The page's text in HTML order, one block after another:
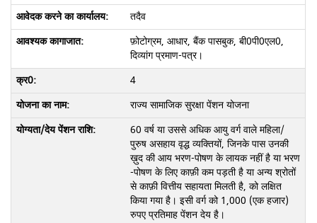
तदैव
फ़ोटोग्रम, आधार, बैंक पासबुक, बी0पी0एल0,
दिव्यांग प्रमाण-पत्र।
4
राज्य सामाजिक सुरक्षा पेंशन योजना
60 वर्ष या उससे अधिक आयु वर्ग वाले महिला/
पुरुष असहाय वृद्ध व्यक्तियों, जिनके पास उनकी
ख़ुद की आय भरण-पोषण के लायक नहीं है या भरण
-पोषण के लिए काफ़ी कम पड़ती है या अन्य श्रोतों
से काफ़ी वित्तीय सहायता मिलती है, को लक्षित
किया गया है। इसी वर्ग को 1,000 (एक हजार)
रुपए प्रतिमाह पेंशन देय है।